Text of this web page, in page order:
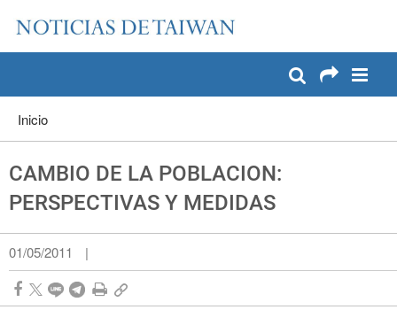
Pase a contenido principal
Inicio
CAMBIO DE LA POBLACION:
PERSPECTIVAS Y MEDIDAS
01/05/2011 |